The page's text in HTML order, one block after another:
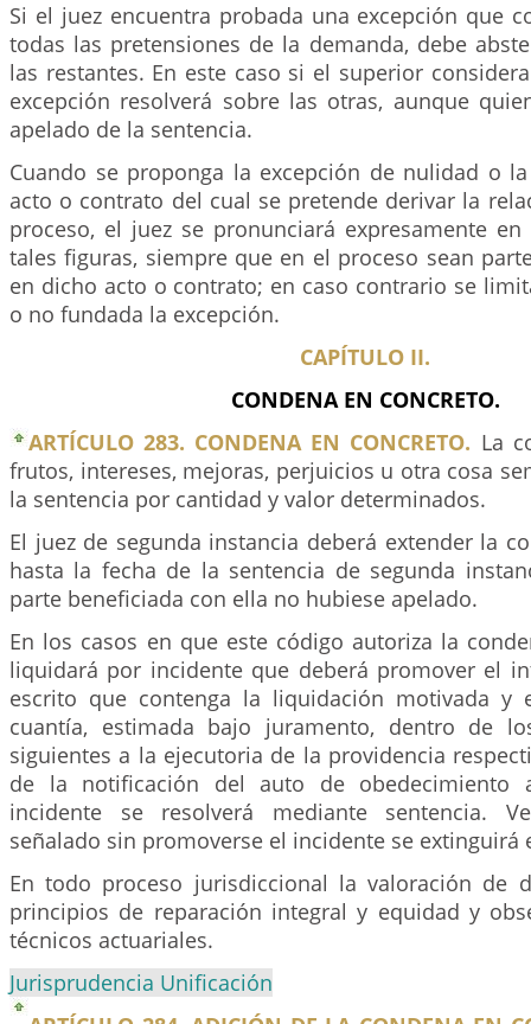
Si el juez encuentra probada una excepción que
todas las pretensiones de la demanda, debe
las restantes. En este caso si el superior
excepción resolverá sobre las otras, aunque
apelado de la sentencia.
Cuando se proponga la excepción de nulidad o
acto o contrato del cual se pretende derivar la
proceso, el juez se pronunciará expresamente
tales figuras, siempre que en el proceso sean
en dicho acto o contrato; en caso contrario se
o no fundada la excepción.
CAPÍTULO II.
CONDENA EN CONCRETO.
ARTÍCULO 283. CONDENA EN CONCRETO. La
frutos, intereses, mejoras, perjuicios u otra cosa
la sentencia por cantidad y valor determinados.
El juez de segunda instancia deberá extender la
hasta la fecha de la sentencia de segunda
parte beneficiada con ella no hubiese apelado.
En los casos en que este código autoriza la
liquidará por incidente que deberá promover el
escrito que contenga la liquidación motivada y
cuantía, estimada bajo juramento, dentro de
siguientes a la ejecutoria de la providencia
de la notificación del auto de obedecimiento
incidente se resolverá mediante sentencia.
señalado sin promoverse el incidente se extinguirá
En todo proceso jurisdiccional la valoración de
principios de reparación integral y equidad y
técnicos actuariales.
Jurisprudencia Unificación